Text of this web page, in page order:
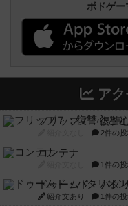
ボドゲー
ア
フリップ７：復讐
2件の
コンテナ
1件の
ドゥームド・バタ
紹介文あり 1件の